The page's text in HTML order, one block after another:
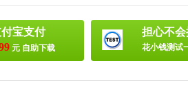
宝支付
元 自助下载
担心不会
花小钱测试